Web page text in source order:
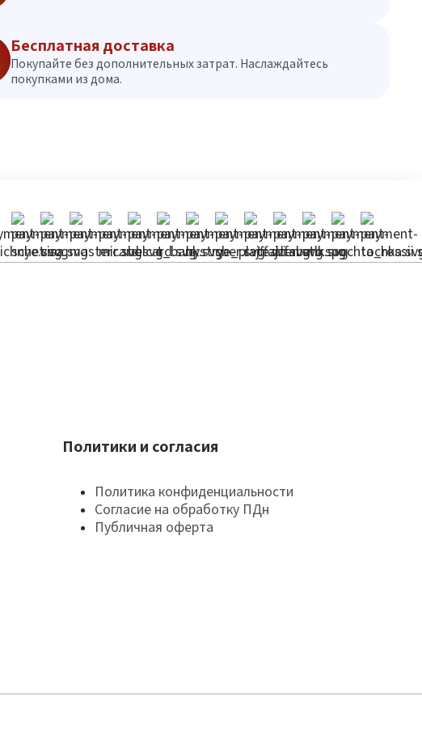
Бесплатная доставка
Покупайте без дополнительных затрат. Наслаждайтесь
покупками из дома.
Политики и согласия
Политика конфиденциальности
Согласие на обработку ПДн
Публичная оферта